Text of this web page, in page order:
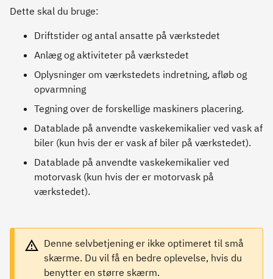
Dette skal du bruge:
Driftstider og antal ansatte på værkstedet
Anlæg og aktiviteter på værkstedet
Oplysninger om værkstedets indretning, afløb og
opvarmning
Tegning over de forskellige maskiners placering.
Datablade på anvendte vaskekemikalier ved vask af
biler (kun hvis der er vask af biler på værkstedet).
Datablade på anvendte vaskekemikalier ved
motorvask (kun hvis der er motorvask på
værkstedet).
Denne selvbetjening er ikke optimeret til små
skærme. Du vil få en bedre oplevelse, hvis du
benytter en større skærm.